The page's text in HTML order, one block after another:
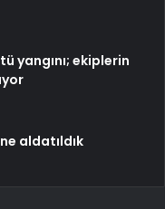
yangını; ekiplerin
aldatıldık